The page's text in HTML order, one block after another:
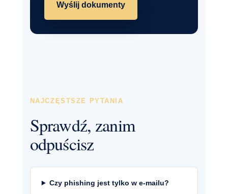
Wyślij dokumenty
NAJCZĘSTSZE PYTANIA
Sprawdź, zanim
odpuścisz
Czy phishing jest tylko w e-mailu?